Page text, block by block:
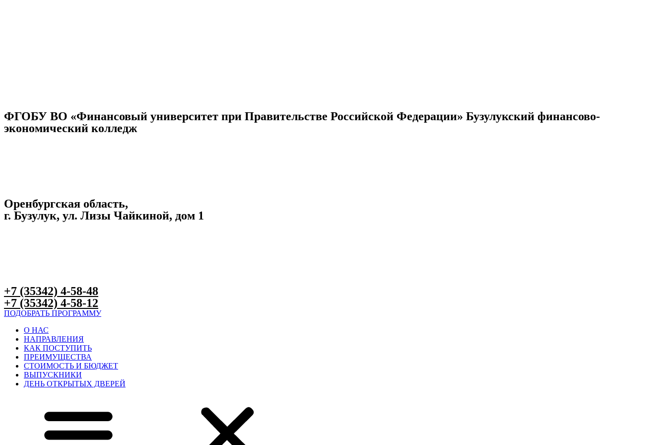
ФГОБУ ВО «Финансовый университет при Правительстве Российской Федерации» Бузулукский финансово-
экономический колледж
Оренбургская область,
г. Бузулук, ул. Лизы Чайкиной, дом 1
+7 (35342) 4-58-48​​
+7 (35342) 4-58-12​​
ПОДОБРАТЬ ПРОГРАММУ
О НАС
НАПРАВЛЕНИЯ
КАК ПОСТУПИТЬ
ПРЕИМУЩЕСТВА
СТОИМОСТЬ И БЮДЖЕТ
ВЫПУСКНИКИ
ДЕНЬ ОТКРЫТЫХ ДВЕРЕЙ